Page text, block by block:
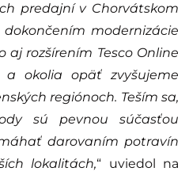
predajní v Chorvátskom
modernizácie
aj rozšírením Tesco Online
okolia opäť zvyšujeme
regiónoch. Teším sa,
sú pevnou súčasťou
darovaním potravín
lokalitách,“ uviedol na